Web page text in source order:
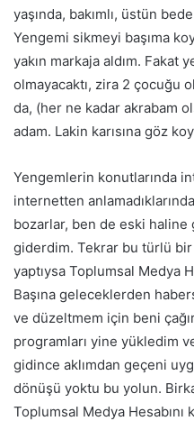
yaşında, bakımlı, üstün
Yengemi sikmeyi başıma
yakın markaja aldım. Fakat
olmayacaktı, zira 2 çocuğu
da, (her ne kadar akrabam
adam. Lakin karısına göz
Yengemlerin konutlarında
internetten
bozarlar, ben de eski
giderdim. Tekrar bu türlü
yaptıysa Toplumsal Medya
Başına geleceklerden
ve düzeltmem için beni
programları yine yükledim
gidince aklımdan geçeni
dönüşü yoktu bu yolun.
Toplumsal Medya